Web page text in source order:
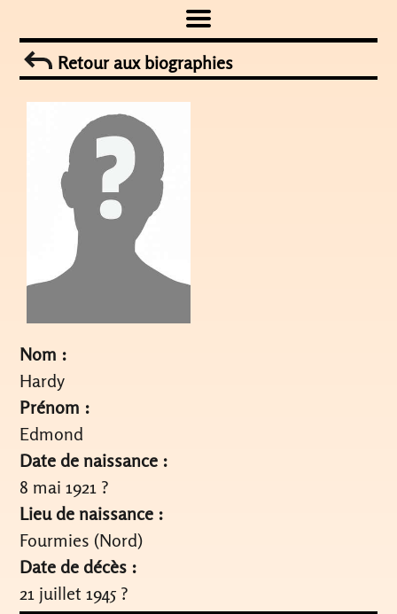
to
contentRetour aux biographies
Nom :
Hardy
Prénom :
Edmond
Date de naissance :
8 mai 1921 ?
Lieu de naissance :
Fourmies (Nord)
Date de décès :
21 juillet 1945 ?